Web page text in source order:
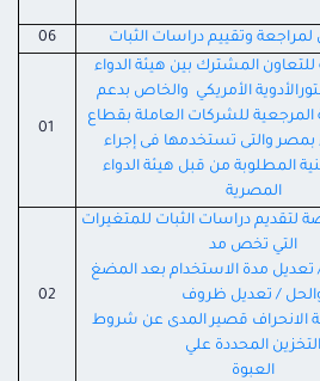
لمراجعة وتقييم دراسات الثبات 06
للتعاون المشترك بين هيئة الدواء
الأمريكي والخاص بدعم
المرجعية للشركات العاملة بقطاع
بمصر والتى تستخدمها فى إجراء
المطلوبة من قبل هيئة الدواء
المصرية
لتقديم دراسات الثبات للمتغيرات
التي تخص مد
تعديل مدة الاستخدام بعد المضغ
/ تعديل ظروف
الانحراف قصير المدى عن شروط
التخزين المحددة علي
العبوة
02